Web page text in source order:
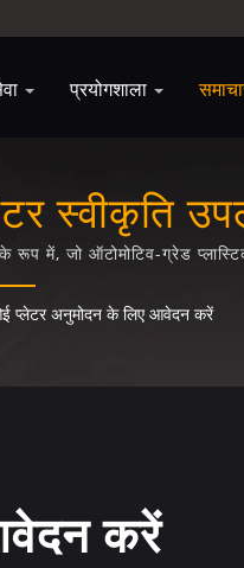
प्रयोगशाला
स्वीकृति
में, जो ऑटोमोटिव-ग्रेड
प्लेटर अनुमोदन के लिए आवेदन करें
करें